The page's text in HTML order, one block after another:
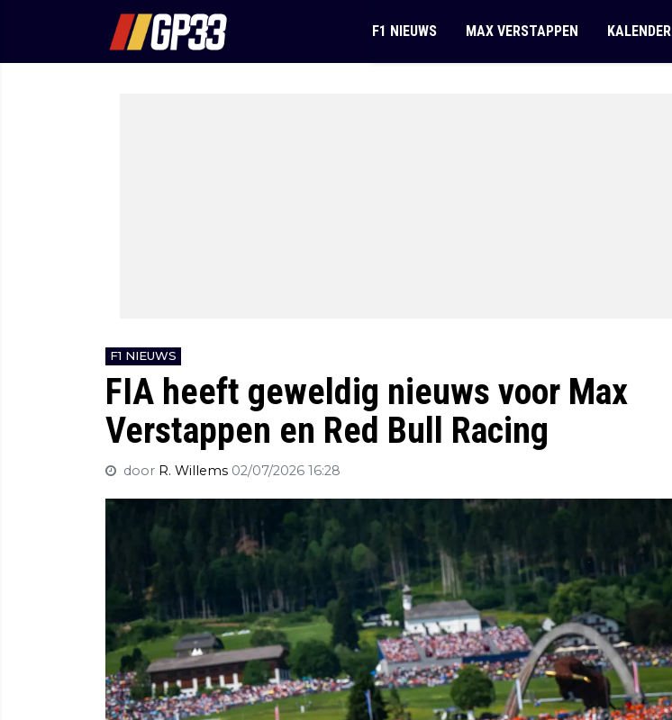
F1 NIEUWS MAX VERSTAPPEN KALENDER
F1 NIEUWS
FIA heeft geweldig nieuws voor Max
Verstappen en Red Bull Racing
door R. Willems 02/07/2026 16:28